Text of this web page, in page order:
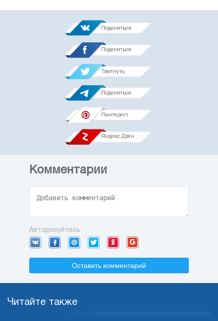
Поделиться
Поделиться
Твитнуть
Поделиться
Пинтерест
Яндекс.Дзен
Комментарии
Авторизуйтесь
Оставить комментарий
Читайте также